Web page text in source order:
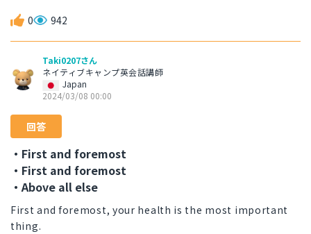
0 942
Taki0207さん
ネイティブキャンプ英会話講師
Japan
2024/03/08 00:00
回答
・First and foremost
・First and foremost
・Above all else
First and foremost, your health is the most important
thing.